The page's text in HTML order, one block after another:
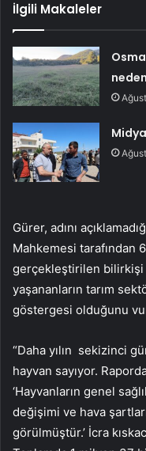
İlgili Makaleler
Gürer, adını
Mahkemesi tarafından
gerçekleştirilen bilirkişi
yaşananların tarım
göstergesi olduğunu
“Daha yılın sekizinci
hayvan sayıyor.
‘Hayvanların genel
değişimi ve hava
görülmüştür.’ İcra